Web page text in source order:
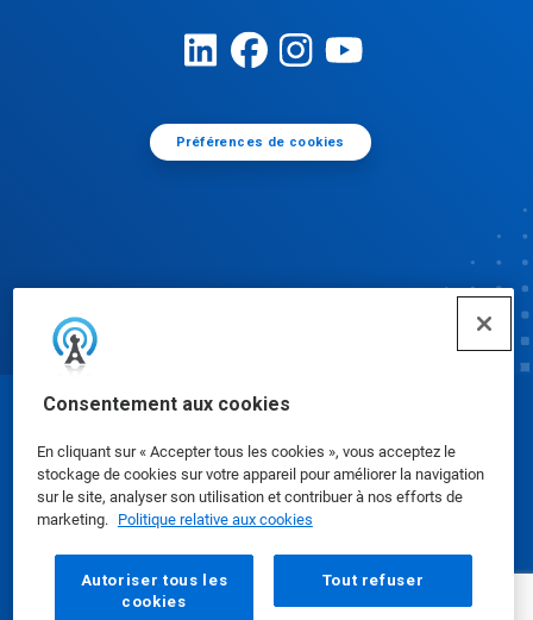
Consentement aux cookies
En cliquant sur « Accepter tous les cookies », vous acceptez le
stockage de cookies sur votre appareil pour améliorer la navigation
sur le site, analyser son utilisation et contribuer à nos efforts de
marketing. Politique relative aux cookies
Autoriser tous les
cookies
Tout refuser
Préférences de cookies
Fiches de données de sécurité|Confidentialité
Conditions d'utilisation